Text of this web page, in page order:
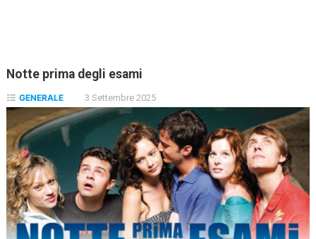
Notte prima degli esami
GENERALE 3 Settembre 2025